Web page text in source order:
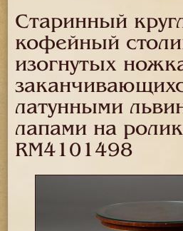
Старинный
кофейный
изогнутых
латунными
лапами на
RM4101498